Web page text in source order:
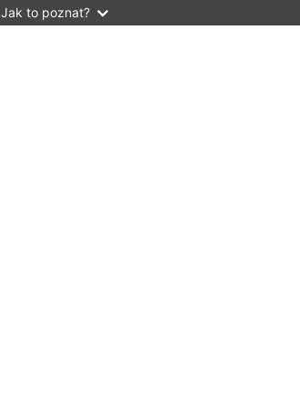
Jak to poznat?